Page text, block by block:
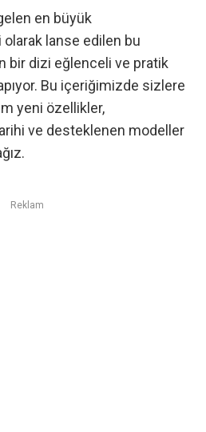
en büyük
olarak lanse edilen bu
bir dizi eğlenceli ve pratik
Bu içeriğimizde sizlere
yeni özellikler,
ve desteklenen modeller
Reklam